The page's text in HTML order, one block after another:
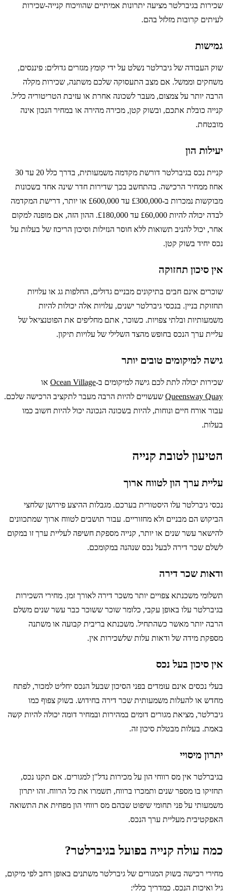
שכירות בגיברלטר מציעה יתרונות אמיתיים שהוויכוח קנייה-שכירות
לעיתים קרובות מזלזל בהם.
גמישות
שוק העבודה של גיברלטר נשלט על ידי קומץ מגזרים גדולים: פיננסים,
משחקים וממשל. אם מצב התעסוקה שלכם משתנה, שכירות מקלה
הרבה יותר על צמצום, מעבר לשכונה אחרת או עזיבת הטריטוריה כליל.
קנייה כובלת אתכם, ובשוק קטן, מכירה מהירה או במחיר הנכון אינה
מובטחת.
יעילות הון
קניית נכס בגיברלטר דורשת מקדמה משמעותית, בדרך כלל 20 עד 30
אחוז ממחיר הרכישה. בהתחשב בכך שדירות חדר שינה אחד בשכונות
מבוקשות נמכרות ב-£300,000 עד £600,000 או יותר, דרישת המקדמה
לבדה יכולה להיות £60,000 עד £180,000. ההון הזה, אם מופנה למקום
אחר, יכול להניב תשואות ללא חוסר הנזילות וסיכון הריכוז של בעלות על
נכס יחיד בשוק קטן.
אין סיכון תחזוקה
שוכרים אינם חבים בתיקונים מבניים גדולים, החלפות גג או עלויות
תחזוקת בניין. בנכסי גיברלטר ישנים, עלויות אלה יכולות להיות
משמעותיות ובלתי צפויות. כשוכר, אתם מחליפים את הפוטנציאל של
עליית ערך הנכס בחופש מהצד השלילי של עלויות תיקון.
גישה למיקומים טובים יותר
שכירות יכולה לתת לכם גישה למיקומים ב-Ocean Village או
Queensway Quay שעשויים להיות הרבה מעבר לתקציב הרכישה שלכם.
עבור אורח חיים ונוחות, להיות בשכונה הנכונה יכול להיות חשוב כמו
בעלות.
הטיעון לטובת קנייה
עליית ערך הון לטווח ארוך
נכסי גיברלטר עלו היסטורית בערכם. מגבלות ההיצע פירושן שלחצי
הביקוש הם מבניים ולא מחזוריים. עבור תושבים לטווח ארוך שמתכוונים
להישאר עשר שנים או יותר, קנייה מספקת חשיפה לעליית ערך זו במקום
לשלם שכר דירה לבעל נכס שנהנה במקומכם.
ודאות שכר דירה
תשלומי משכנתא צפויים יותר משכר דירה לאורך זמן. מחירי השכירות
בגיברלטר עלו באופן עקבי, כלומר שוכר ששוכר כבר עשר שנים משלם
הרבה יותר מאשר כשהתחיל. משכנתא בריבית קבועה או משתנה
מספקת מידה של ודאות עלות שלשכירות אין.
אין סיכון בעל נכס
בעלי נכסים אינם עומדים בפני הסיכון שבעל הנכס יחליט למכור, לפתח
מחדש או להעלות משמעותית שכר דירה בחידוש. בשוק צפוף כמו
גיברלטר, מציאת מגורים דומים במהירות ובמחיר דומה יכולה להיות קשה
באמת. בעלות מבטלת סיכון זה.
יתרון מיסויי
בגיברלטר אין מס רווחי הון על מכירות נדל"ן למגורים. אם תקנו נכס,
תחזיקו בו מספר שנים ותמכרו ברווח, תשמרו את כל הרווח. זהו יתרון
משמעותי על פני תחומי שיפוט שבהם מס רווחי הון מפחית את התשואה
האפקטיבית מעליית ערך הנכס.
כמה עולה קנייה בפועל בגיברלטר?
מחירי רכישה בשוק המגורים של גיברלטר משתנים באופן רחב לפי מיקום,
גיל ואיכות הנכס. כמדריך כללי: